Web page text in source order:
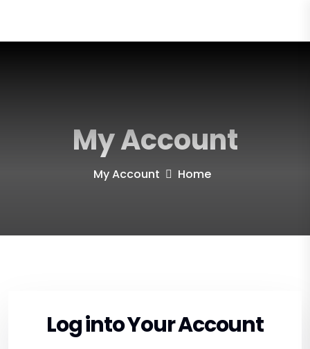
My Account
Home
My Account
Log into Your Account